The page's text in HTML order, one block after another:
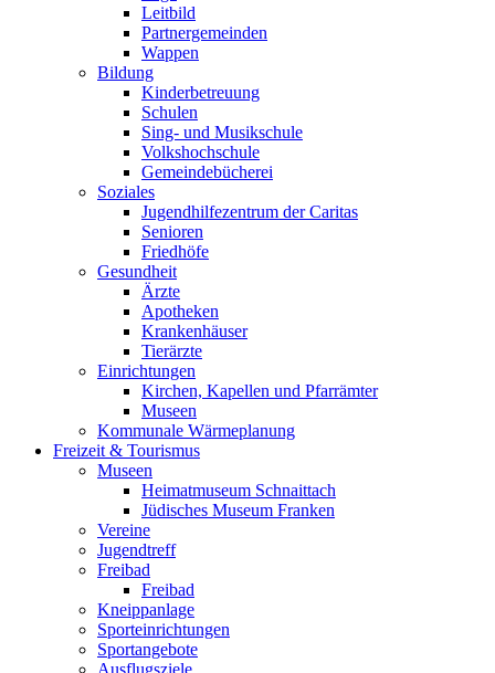
Leitbild
Partnergemeinden
Wappen
Bildung
Kinderbetreuung
Schulen
Sing- und Musikschule
Volkshochschule
Gemeindebücherei
Soziales
Jugendhilfezentrum der Caritas
Senioren
Friedhöfe
Gesundheit
Ärzte
Apotheken
Krankenhäuser
Tierärzte
Einrichtungen
Kirchen, Kapellen und Pfarrämter
Museen
Kommunale Wärmeplanung
Freizeit & Tourismus
Museen
Heimatmuseum Schnaittach
Jüdisches Museum Franken
Vereine
Jugendtreff
Freibad
Freibad
Kneippanlage
Sporteinrichtungen
Sportangebote
Ausflugsziele